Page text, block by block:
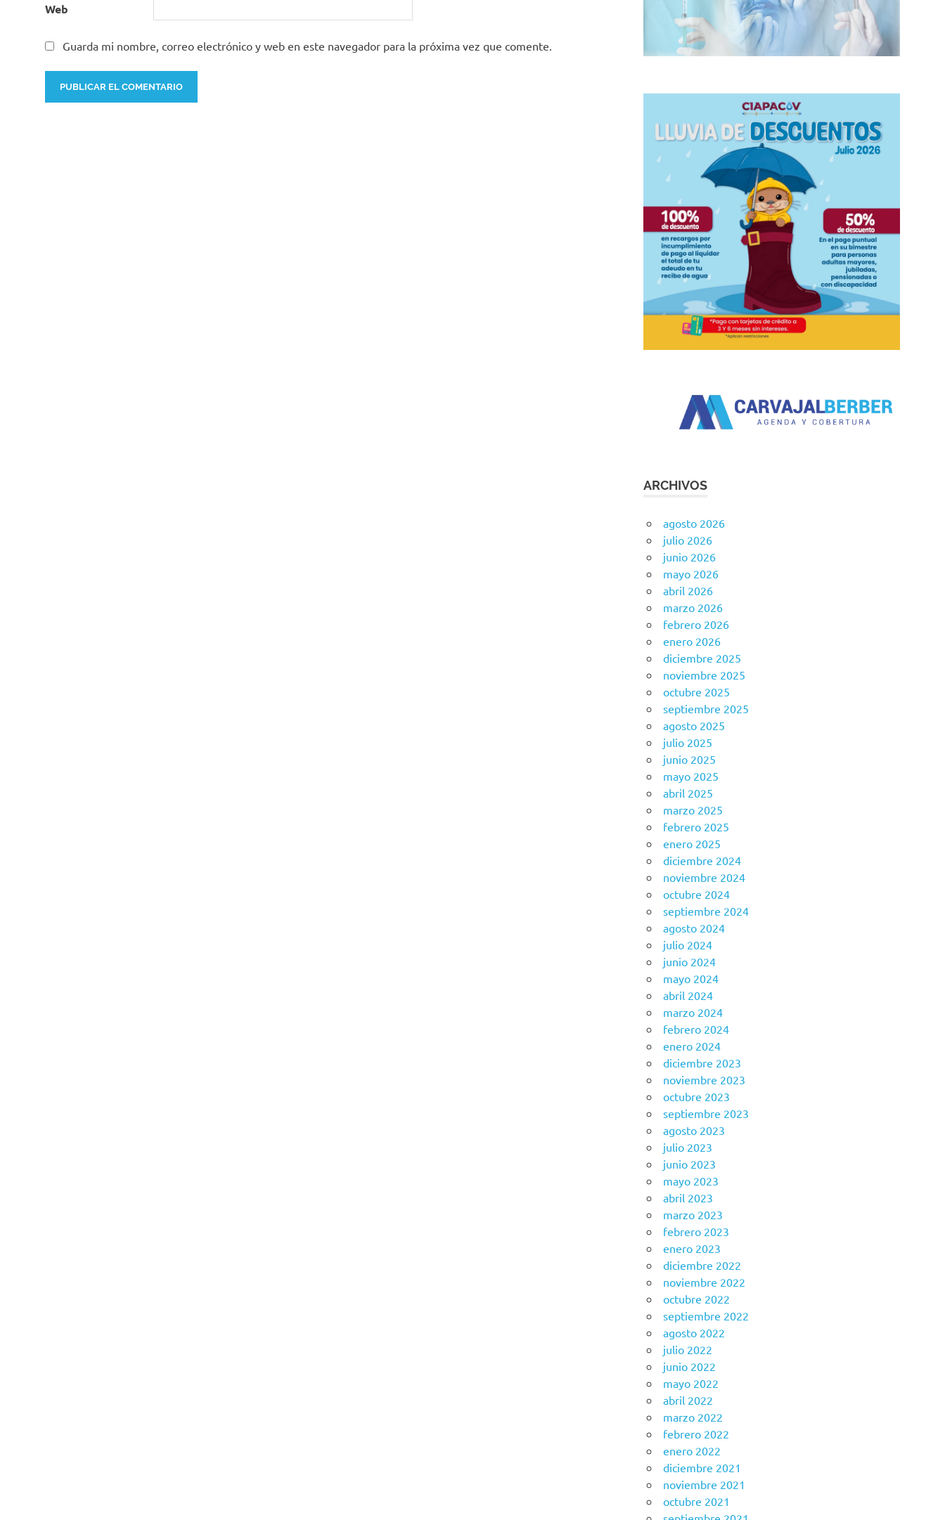
Web
Guarda mi nombre, correo electrónico y web en este navegador para la próxima vez que comente.
ARCHIVOS
agosto 2026
julio 2026
junio 2026
mayo 2026
abril 2026
marzo 2026
febrero 2026
enero 2026
diciembre 2025
noviembre 2025
octubre 2025
septiembre 2025
agosto 2025
julio 2025
junio 2025
mayo 2025
abril 2025
marzo 2025
febrero 2025
enero 2025
diciembre 2024
noviembre 2024
octubre 2024
septiembre 2024
agosto 2024
julio 2024
junio 2024
mayo 2024
abril 2024
marzo 2024
febrero 2024
enero 2024
diciembre 2023
noviembre 2023
octubre 2023
septiembre 2023
agosto 2023
julio 2023
junio 2023
mayo 2023
abril 2023
marzo 2023
febrero 2023
enero 2023
diciembre 2022
noviembre 2022
octubre 2022
septiembre 2022
agosto 2022
julio 2022
junio 2022
mayo 2022
abril 2022
marzo 2022
febrero 2022
enero 2022
diciembre 2021
noviembre 2021
octubre 2021